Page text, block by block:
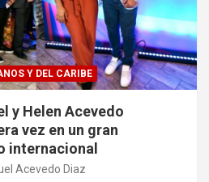
Y DEL CARIBE
y Helen Acevedo
vez en un gran
internacional
Acevedo Diaz